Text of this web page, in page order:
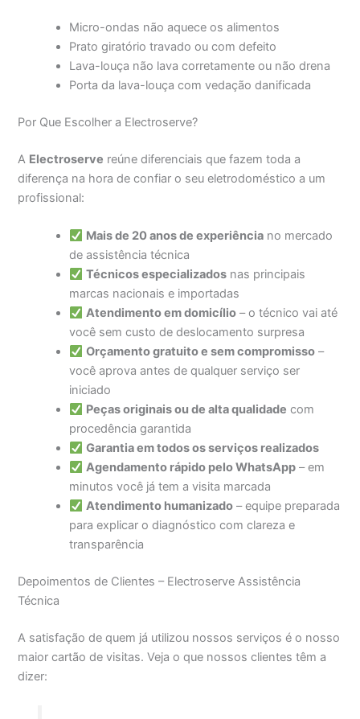
Micro-ondas não aquece os alimentos
Prato giratório travado ou com defeito
Lava-louça não lava corretamente ou não drena
Porta da lava-louça com vedação danificada
Por Que Escolher a Electroserve?
A Electroserve reúne diferenciais que fazem toda a
diferença na hora de confiar o seu eletrodoméstico a um
profissional:
Mais de 20 anos de experiênciano mercado
de assistência técnica
Técnicos especializadosnas principais
marcas nacionais e importadas
Atendimento em domicílio– o técnico vai até
você sem custo de deslocamento surpresa
Orçamento gratuito e sem compromisso–
você aprova antes de qualquer serviço ser
iniciado
Peças originais ou de alta qualidade com
procedência garantida
Garantia em todos os serviços realizados
Agendamento rápido pelo WhatsApp– em
minutos você já tem a visita marcada
Atendimento humanizado– equipe preparada
para explicar o diagnóstico com clareza e
transparência
Depoimentos de Clientes – Electroserve Assistência
Técnica
A satisfação de quem já utilizou nossos serviços é o nosso
maior cartão de visitas. Veja o que nossos clientes têm a
dizer: